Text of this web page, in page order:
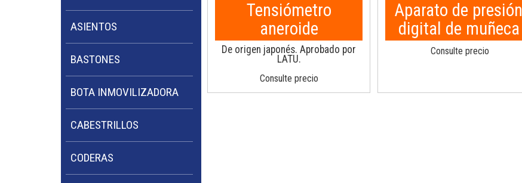
ASIENTOS
BASTONES
BOTA INMOVILIZADORA
CABESTRILLOS
CODERAS
Tensiómetro
aneroide
De origen japonés. Aprobado por
LATU.
Consulte precio
Aparato de presión
digital de muñeca
Consulte precio